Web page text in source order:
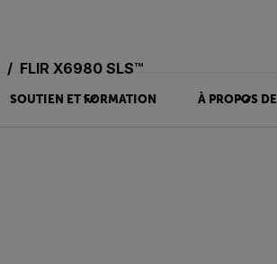
SOUTIEN ET FORMATION À PROPOS DE
FLIR X6980 SLS™